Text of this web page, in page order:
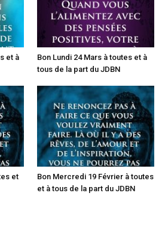
et à
Bon Lundi 24 Mars à toutes et à
tous de la part du JDBN
et
Bon Mercredi 19 Février à toutes
et à tous de la part du JDBN